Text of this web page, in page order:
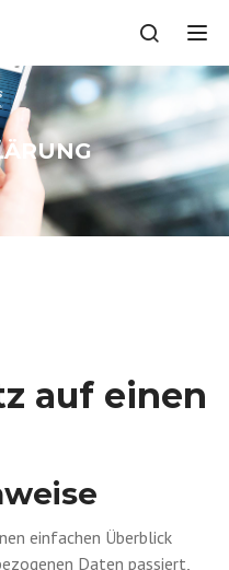
auf einen
einfachen Überblick
Daten passiert,